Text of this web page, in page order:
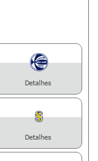
Detalhes
Detalhes